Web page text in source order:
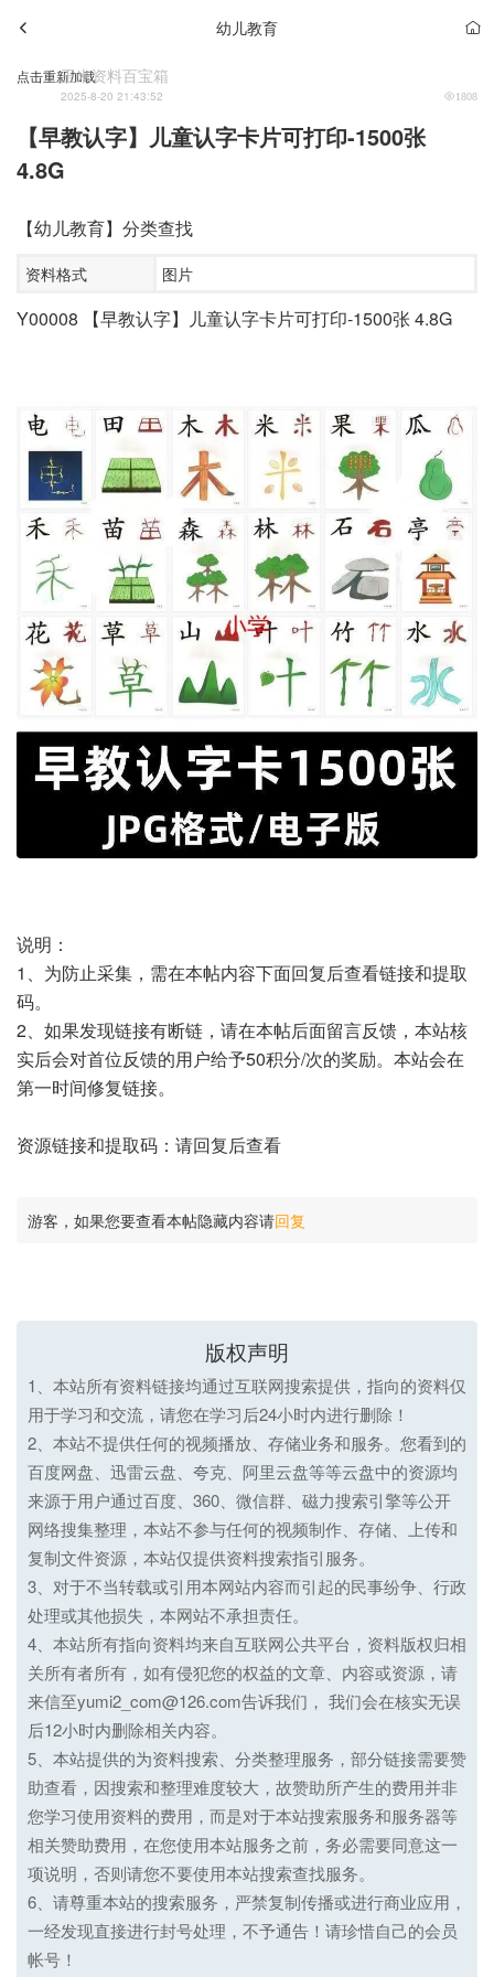
幼儿教育
点击重新加载玉米资料百宝箱
2025-8-20 21:43:52 1808
【早教认字】儿童认字卡片可打印-1500张
4.8G
【幼儿教育】分类查找
资料格式 图片
Y00008 【早教认字】儿童认字卡片可打印-1500张 4.8G
说明：
1、为防止采集，需在本帖内容下面回复后查看链接和提取
码。
2、如果发现链接有断链，请在本帖后面留言反馈，本站核
实后会对首位反馈的用户给予50积分/次的奖励。本站会在
第一时间修复链接。
资源链接和提取码：请回复后查看
游客，如果您要查看本帖隐藏内容请回复
版权声明
1、本站所有资料链接均通过互联网搜索提供，指向的资料仅
用于学习和交流，请您在学习后24小时内进行删除！
2、本站不提供任何的视频播放、存储业务和服务。您看到的
百度网盘、迅雷云盘、夸克、阿里云盘等等云盘中的资源均
来源于用户通过百度、360、微信群、磁力搜索引擎等公开
网络搜集整理，本站不参与任何的视频制作、存储、上传和
复制文件资源，本站仅提供资料搜索指引服务。
3、对于不当转载或引用本网站内容而引起的民事纷争、行政
处理或其他损失，本网站不承担责任。
4、本站所有指向资料均来自互联网公共平台，资料版权归相
关所有者所有，如有侵犯您的权益的文章、内容或资源，请
来信至yumi2_com@126.com告诉我们， 我们会在核实无误
后12小时内删除相关内容。
5、本站提供的为资料搜索、分类整理服务，部分链接需要赞
助查看，因搜索和整理难度较大，故赞助所产生的费用并非
您学习使用资料的费用，而是对于本站搜索服务和服务器等
相关赞助费用，在您使用本站服务之前，务必需要同意这一
项说明，否则请您不要使用本站搜索查找服务。
6、请尊重本站的搜索服务，严禁复制传播或进行商业应用，
一经发现直接进行封号处理，不予通告！请珍惜自己的会员
帐号！